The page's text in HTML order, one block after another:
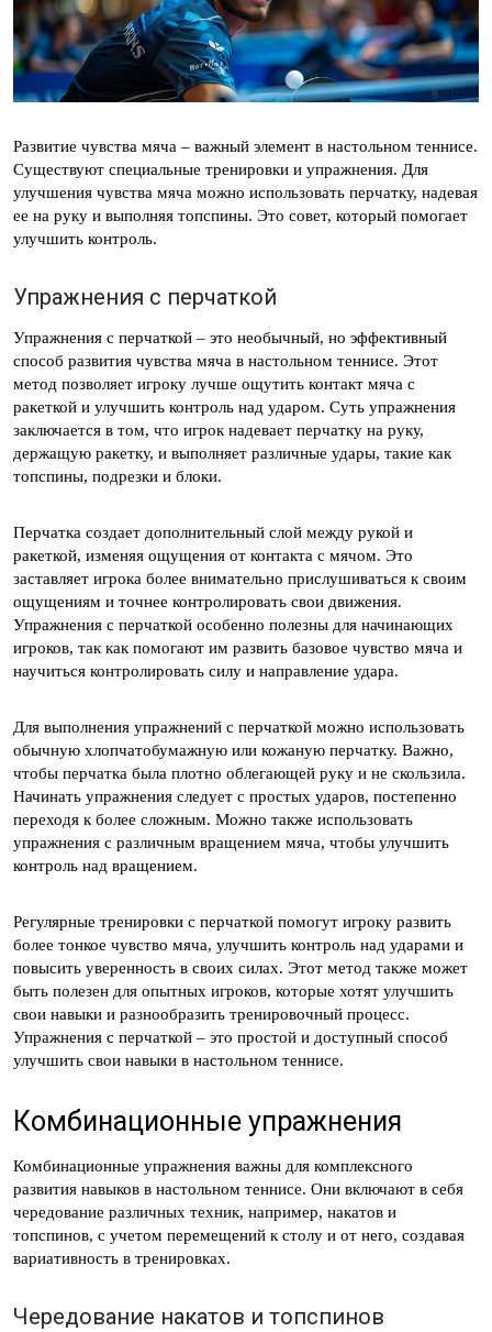
Развитие чувства мяча – важный элемент в настольном теннисе.
Существуют специальные тренировки и упражнения. Для
улучшения чувства мяча можно использовать перчатку, надевая
ее на руку и выполняя топспины. Это совет, который помогает
улучшить контроль.
Упражнения с перчаткой
Упражнения с перчаткой – это необычный, но эффективный
способ развития чувства мяча в настольном теннисе. Этот
метод позволяет игроку лучше ощутить контакт мяча с
ракеткой и улучшить контроль над ударом. Суть упражнения
заключается в том, что игрок надевает перчатку на руку,
держащую ракетку, и выполняет различные удары, такие как
топспины, подрезки и блоки.
Перчатка создает дополнительный слой между рукой и
ракеткой, изменяя ощущения от контакта с мячом. Это
заставляет игрока более внимательно прислушиваться к своим
ощущениям и точнее контролировать свои движения.
Упражнения с перчаткой особенно полезны для начинающих
игроков, так как помогают им развить базовое чувство мяча и
научиться контролировать силу и направление удара.
Для выполнения упражнений с перчаткой можно использовать
обычную хлопчатобумажную или кожаную перчатку. Важно,
чтобы перчатка была плотно облегающей руку и не скользила.
Начинать упражнения следует с простых ударов, постепенно
переходя к более сложным. Можно также использовать
упражнения с различным вращением мяча, чтобы улучшить
контроль над вращением.
Регулярные тренировки с перчаткой помогут игроку развить
более тонкое чувство мяча, улучшить контроль над ударами и
повысить уверенность в своих силах. Этот метод также может
быть полезен для опытных игроков, которые хотят улучшить
свои навыки и разнообразить тренировочный процесс.
Упражнения с перчаткой – это простой и доступный способ
улучшить свои навыки в настольном теннисе.
Комбинационные упражнения
Комбинационные упражнения важны для комплексного
развития навыков в настольном теннисе. Они включают в себя
чередование различных техник, например, накатов и
топспинов, с учетом перемещений к столу и от него, создавая
вариативность в тренировках.
Чередование накатов и топспинов